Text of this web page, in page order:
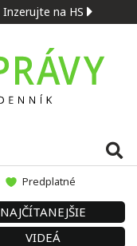
Inzerujte na HS
Predplatné
NAJČÍTANEJŠIE
VIDEÁ